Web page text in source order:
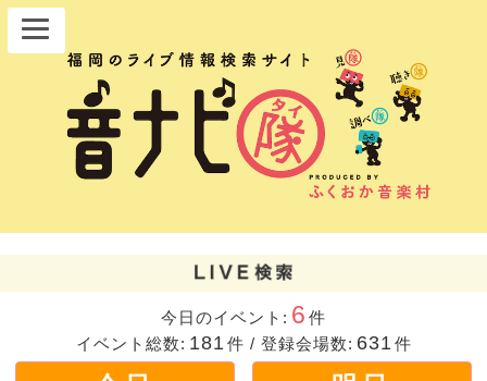
今日のイベント: 6 件
イベント総数: 181 件 / 登録会場数: 631 件